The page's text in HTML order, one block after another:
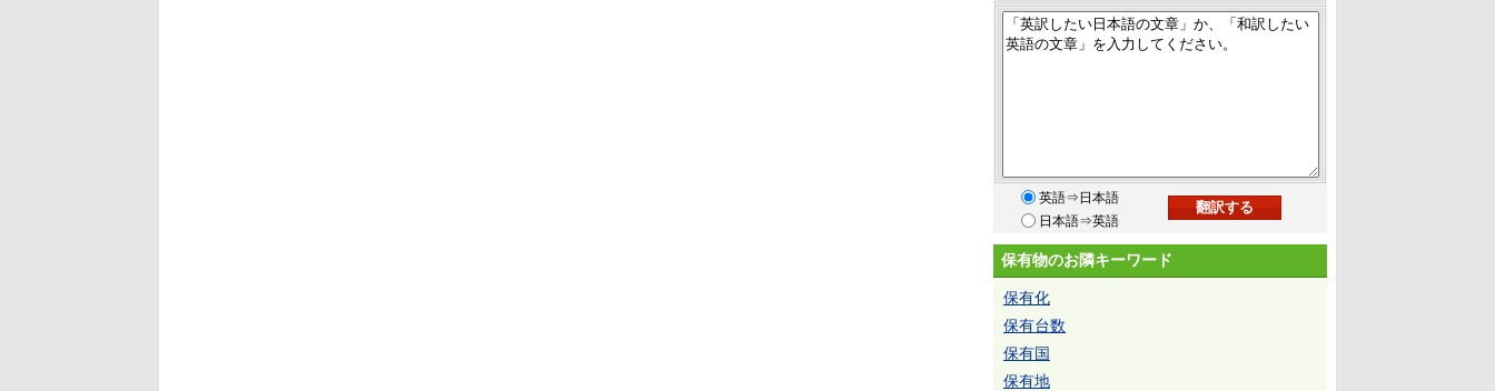
英語⇒日本語
日本語⇒英語
保有物のお隣キーワード
保有化
保有台数
保有国
保有地